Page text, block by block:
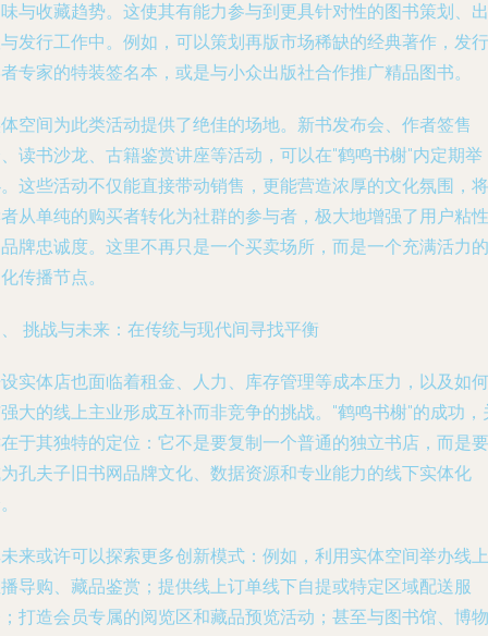
与收藏趋势。这使其有能力参与到更具针对性的图书策划、出
发行工作中。例如，可以策划再版市场稀缺的经典著作，发行
专家的特装签名本，或是与小众出版社合作推广精品图书。
空间为此类活动提供了绝佳的场地。新书发布会、作者签售
读书沙龙、古籍鉴赏讲座等活动，可以在"鹤鸣书榭"内定期举
这些活动不仅能直接带动销售，更能营造浓厚的文化氛围，将
从单纯的购买者转化为社群的参与者，极大地增强了用户粘性
牌忠诚度。这里不再只是一个买卖场所，而是一个充满活力的
传播节点。
挑战与未来：在传统与现代间寻找平衡
实体店也面临着租金、人力、库存管理等成本压力，以及如何
大的线上主业形成互补而非竞争的挑战。"鹤鸣书榭"的成功，
于其独特的定位：它不是要复制一个普通的独立书店，而是要
孔夫子旧书网品牌文化、数据资源和专业能力的线下实体化
来或许可以探索更多创新模式：例如，利用实体空间举办线上
导购、藏品鉴赏；提供线上订单线下自提或特定区域配送服
打造会员专属的阅览区和藏品预览活动；甚至与图书馆、博物